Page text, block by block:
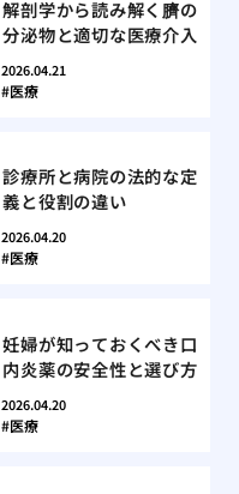
解剖学から読み解く臍の
分泌物と適切な医療介入
2026.04.21
医療
診療所と病院の法的な定
義と役割の違い
2026.04.20
医療
妊婦が知っておくべき口
内炎薬の安全性と選び方
2026.04.20
医療